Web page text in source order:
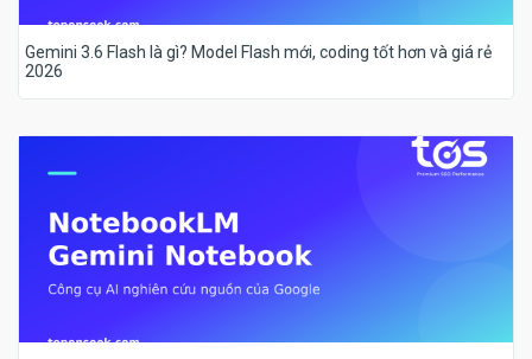
Gemini 3.6 Flash là gì? Model Flash mới, coding tốt hơn và giá rẻ
2026